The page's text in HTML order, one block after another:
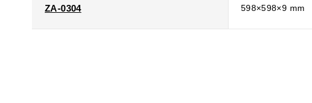
ZA-0304 598×598×9 mm